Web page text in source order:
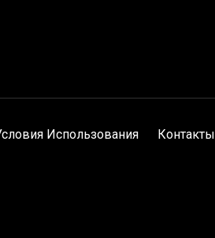
Использования Контакты